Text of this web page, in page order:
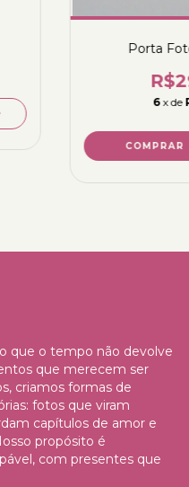
Porta
6 x de
COMPRAR
que o tempo não devolve
que merecem ser
criamos formas de
fotos que viram
capítulos de amor e
propósito é
com presentes que